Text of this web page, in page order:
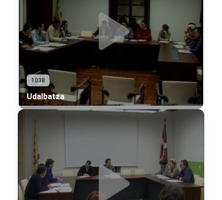
1038
Udalbatza